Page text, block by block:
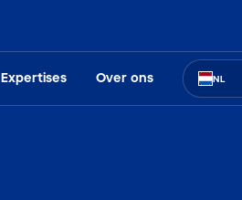
Expertises Over ons NL